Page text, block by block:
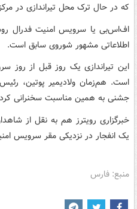
که در حال ترک محل تیراندازی در
اف‌اس‌بی یا سرویس امنیت فدرال
اطلاعاتی مشهور شوروی سابق است.
این تیراندازی یک روز قبل از روز
است. هم‌زمان ولادیمیر پوتین،
جشنی به همین مناسبت سخنرانی
خبرگزاری رویترز هم به نقل از
یک انفجار در نزدیکی مقر سرویس
منبع: فارس